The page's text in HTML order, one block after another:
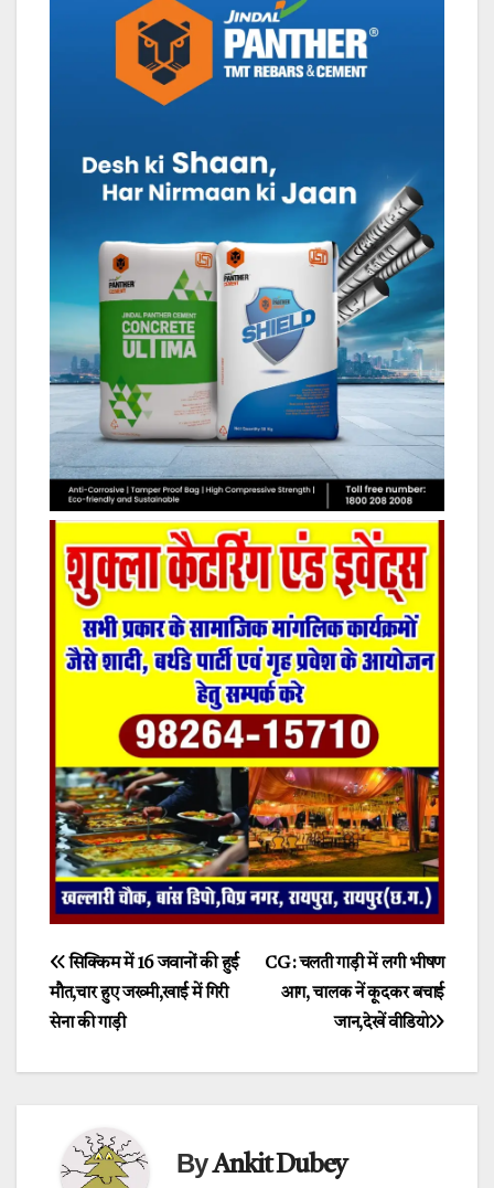
Post
navigation
CG : चलती गाड़ी में लगी भीषण
आग, चालक नें कूदकर बचाई
जान,देखें वीडियो
सिक्किम में 16 जवानों की हुई
मौत,चार हुए जख्मी,खाई में गिरी
सेना की गाड़ी
ByAnkit Dubey